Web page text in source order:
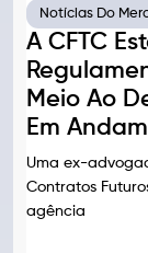
Notícias Do
A CFTC
Meio Ao
Em
Uma ex-
Contratos
agência